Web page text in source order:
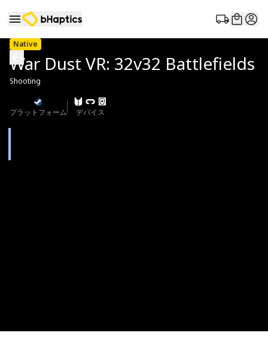
Native
War Dust VR: 32v32 Battlefields
Shooting
プラットフォーム デバイス